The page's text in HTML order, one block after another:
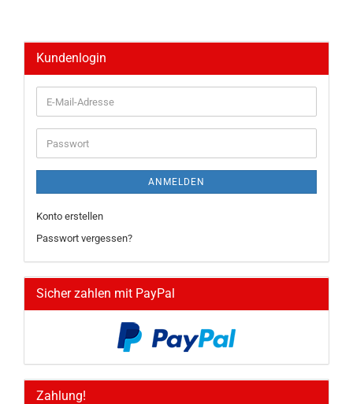
Kundenlogin
E-
Mail-
Adresse
Passwort
ANMELDEN
Konto erstellen
Passwort vergessen?
Sicher zahlen mit PayPal
Zahlung!